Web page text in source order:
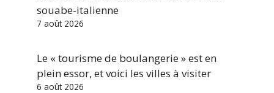
souabe-italienne
7 août 2026
Le « tourisme de boulangerie » est en
plein essor, et voici les villes à visiter
6 août 2026